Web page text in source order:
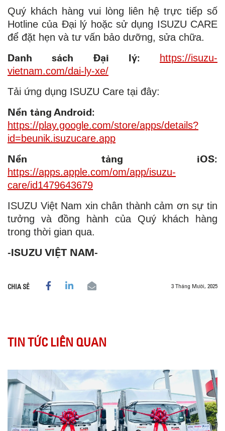
Quý khách hàng vui lòng liên hệ trực tiếp số
Hotline của Đại lý hoặc sử dụng ISUZU CARE
để đặt hẹn và tư vấn bảo dưỡng, sửa chữa.
Danh sách Đại lý:
https://isuzu-
vietnam.com/dai-ly-xe/
Tải ứng dụng ISUZU Care tại đây:
Nền tảng Android:
https://play.google.com/store/apps/details?
id=beunik.isuzucare.app
Nền tảng iOS:
https://apps.apple.com/om/app/isuzu-
care/id1479643679
ISUZU Việt Nam xin chân thành cảm ơn sự tin
tưởng và đồng hành của Quý khách hàng
trong thời gian qua.
-ISUZU VIỆT NAM-
CHIA SẺ 3 Tháng Mười, 2025
TIN TỨC LIÊN QUAN